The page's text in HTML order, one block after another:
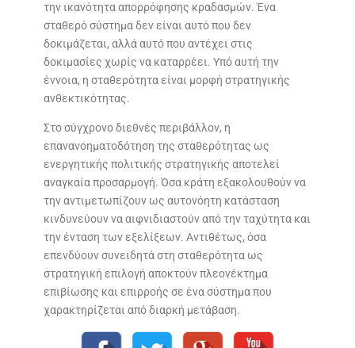
την ικανότητα απορρόφησης κραδασμών. Ένα
σταθερό σύστημα δεν είναι αυτό που δεν
δοκιμάζεται, αλλά αυτό που αντέχει στις
δοκιμασίες χωρίς να καταρρέει. Υπό αυτή την
έννοια, η σταθερότητα είναι μορφή στρατηγικής
ανθεκτικότητας.
Στο σύγχρονο διεθνές περιβάλλον, η
επανανοηματοδότηση της σταθερότητας ως
ενεργητικής πολιτικής στρατηγικής αποτελεί
αναγκαία προσαρμογή. Όσα κράτη εξακολουθούν να
την αντιμετωπίζουν ως αυτονόητη κατάσταση
κινδυνεύουν να αιφνιδιαστούν από την ταχύτητα και
την ένταση των εξελίξεων. Αντιθέτως, όσα
επενδύουν συνειδητά στη σταθερότητα ως
στρατηγική επιλογή αποκτούν πλεονέκτημα
επιβίωσης και επιρροής σε ένα σύστημα που
χαρακτηρίζεται από διαρκή μετάβαση.